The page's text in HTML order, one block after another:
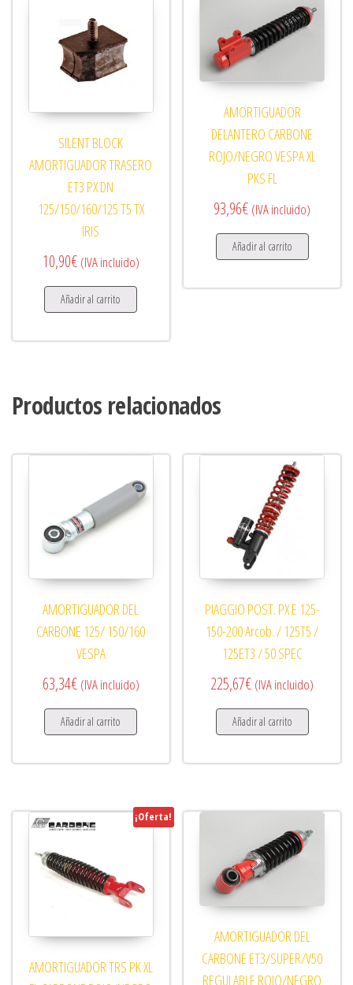
SILENT BLOCK
AMORTIGUADOR TRASERO
ET3 PX DN
125/150/160/125 T5 TX
IRIS
10,90€ (IVA incluido)
Añadir al carrito
AMORTIGUADOR
DELANTERO CARBONE
ROJO/NEGRO VESPA XL
PKS FL
93,96€ (IVA incluido)
Añadir al carrito
Productos relacionados
AMORTIGUADOR DEL
CARBONE 125/ 150/160
VESPA
63,34€ (IVA incluido)
Añadir al carrito
PIAGGIO POST. PX E 125-
150-200 Arcob. / 125T5 /
125ET3 / 50 SPEC
225,67€ (IVA incluido)
Añadir al carrito
¡Oferta!
AMORTIGUADOR TRS PK XL
AMORTIGUADOR DEL
CARBONE ET3/SUPER/V50
REGULABLE ROJO/NEGRO